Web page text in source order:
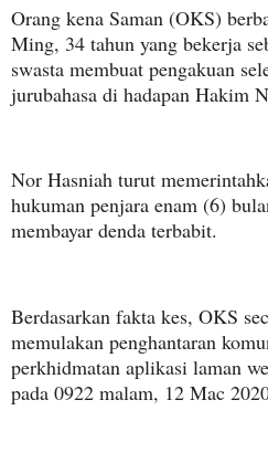
Orang kena Saman (OKS)
Ming, 34 tahun yang bekerja
swasta membuat pengakuan
jurubahasa di hadapan Hakim
Nor Hasniah turut
hukuman penjara enam (6)
membayar denda terbabit.
Berdasarkan fakta kes, OKS
memulakan penghantaran
perkhidmatan aplikasi laman
pada 0922 malam, 12 Mac